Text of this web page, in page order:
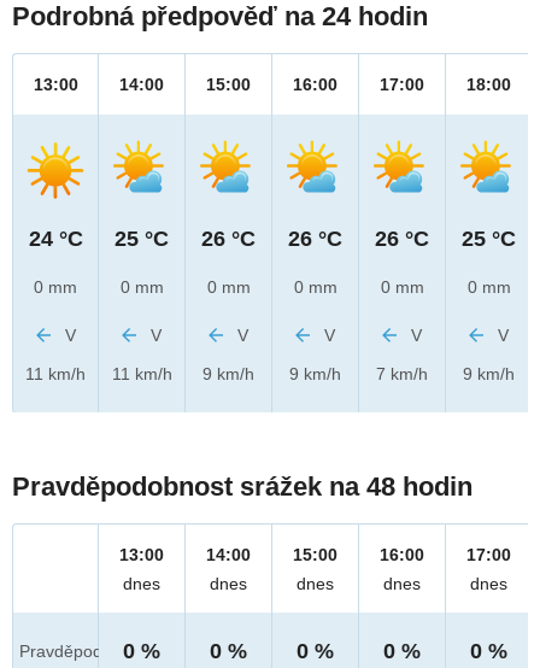
Podrobná předpověď na 24 hodin
13:00
24 °C
0 mm
V
11 km/h
14:00
25 °C
0 mm
V
11 km/h
15:00
26 °C
0 mm
V
9 km/h
16:00
26 °C
0 mm
V
9 km/h
17:00
26 °C
0 mm
V
7 km/h
18:00
25 °C
0 mm
V
9 km/h
Pravděpodobnost srážek na 48 hodin
Pravděpod.
13:00
dnes
0 %
14:00
dnes
0 %
15:00
dnes
0 %
16:00
dnes
0 %
17:00
dnes
0 %